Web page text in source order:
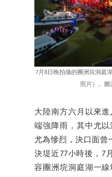
7月8日晚拍攝的團洲垸洞庭
照片）。圖
大陸南方六月以來
端強降雨，其中尤
尤為慘烈，決口面曾
決堤近77小時後，7
容團洲垸洞庭湖一線